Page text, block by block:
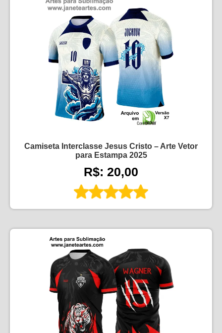
Camiseta Interclasse Jesus Cristo – Arte Vetor
para Estampa 2025
R$: 20,00